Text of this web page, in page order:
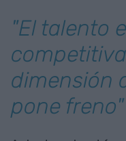
"El talento
dimensión
pone freno"